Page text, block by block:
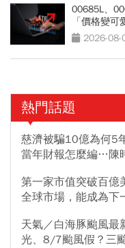
00685L、
「價格變
2026-08-
熱門話題
慈濟被騙10億為何5
當年財報怎麼編…陳
第一家市值突破百億
全球市場，能成為下
天氣／白海豚颱風最
光、8/7颱風假？三